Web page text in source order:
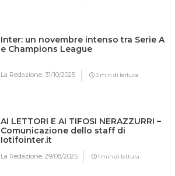
Inter: un novembre intenso tra Serie A
e Champions League
La Redazione,31/10/2025 3 min di lettura
AI LETTORI E AI TIFOSI NERAZZURRI –
Comunicazione dello staff di
Iotifointer.it
La Redazione,29/08/2025 1 min di lettura